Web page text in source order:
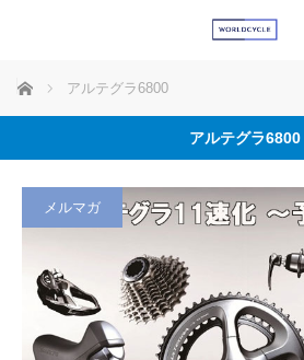
ホーム アルテグラ6800
アルテグラ6800
メルマガ